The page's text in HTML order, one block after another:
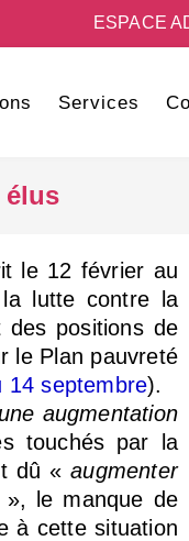
ESPACE
Services
élus
le 12 février au
lutte contre la
des positions de
le Plan pauvreté
14 septembre).
augmentation
touchés par la
dû «augmenter
le manque de
à cette situation